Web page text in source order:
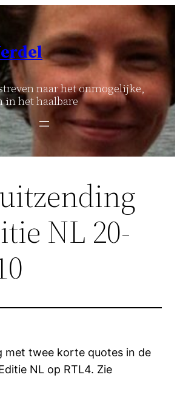
naar het onmogelijke,
in het haalbare
NL 20-
met twee korte quotes in de
NL op RTL4. Zie